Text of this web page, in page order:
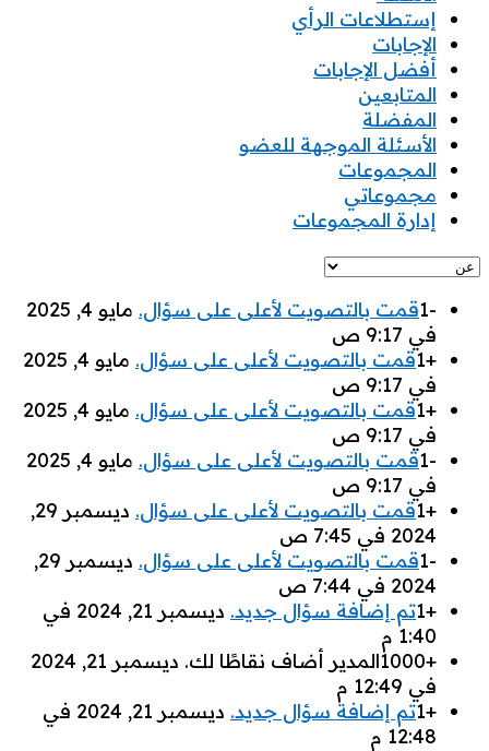
إستطلاعات الرأي
الإجابات
أفضل الإجابات
المتابعين
المفضلة
‫الأسئلة الموجهة للعضو
المجموعات
مجموعاتي
إدارة المجموعات
-1 قمت بالتصويت لأعلى على سؤال.
‫مايو 4, 2025
في 9:17 ص
+1 قمت بالتصويت لأعلى على سؤال.
‫مايو 4, 2025
في 9:17 ص
+1 قمت بالتصويت لأعلى على سؤال.
‫مايو 4, 2025
في 9:17 ص
-1 قمت بالتصويت لأعلى على سؤال.
‫مايو 4, 2025
في 9:17 ص
+1 قمت بالتصويت لأعلى على سؤال.
‫ديسمبر 29,
2024 في 7:45 ص
-1 قمت بالتصويت لأعلى على سؤال.
‫ديسمبر 29,
2024 في 7:44 ص
+1 تم إضافة سؤال جديد.
‫ديسمبر 21, 2024 في
1:40 م
+1000
المدير أضاف نقاطًا لك‫.
‫ديسمبر 21, 2024
في 12:49 م
+1 تم إضافة سؤال جديد.
‫ديسمبر 21, 2024 في
12:48 م